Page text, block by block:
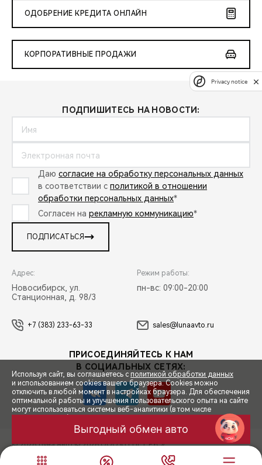
СПЕЦПРЕДЛОЖЕНИЯ
ЗАПИСЬ НА ТЕСТ-ДРАЙВ
ОДОБРЕНИЕ КРЕДИТА ОНЛАЙН
КОРПОРАТИВНЫЕ ПРОДАЖИ
ПОДПИШИТЕСЬ НА НОВОСТИ:
Даю согласие на обработку персональных данных
в соответствии с политикой в отношении
обработки персональных данных*
Согласен на рекламную коммуникацию*
ПОДПИСАТЬСЯ
Адрес:
Новосибирск, ул.
Станционная, д. 98/3
Режим работы:
пн-вс: 09:00-20:00
+7 (383) 233-63-33 sales@lunaavto.ru
ПРИСОЕДИНЯЙТЕСЬ К НАМ
В СОЦИАЛЬНЫХ СЕТЯХ:
© 2026 Луна Авто © 2026 ООО «ТЕНЕТ РУС»
ПРАВОВАЯ ИНФОРМАЦИЯ КОНТАКТЫ КЛИЕНТСКАЯ ПОДДЕРЖКА
Используя сайт, вы соглашаетесь с политикой обработки данных
и использованием cookies вашего браузера. Cookies можно
отключить в любой момент в настройках браузера. Для обеспечения
оптимальной работы и улучшения пользовательского опыта на сайте
могут использоваться системы веб-аналитики (в том числе
Яндекс.Метрика). Продолжая использование сайта, Вы соглашаетесь
с применением указанных технологий и размещением cookie-
Выгодный обмен авто
Privacy notice